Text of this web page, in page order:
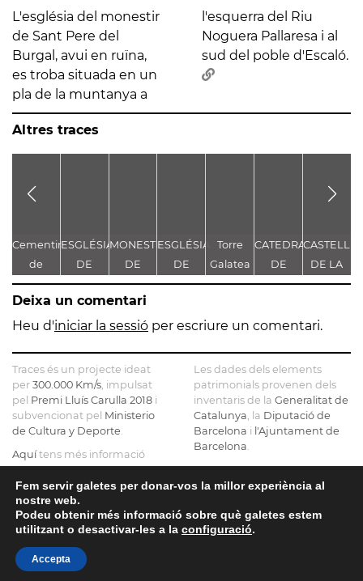
L'església del monestir
de Sant Pere del
Burgal, avui en ruïna,
es troba situada en un
pla de la muntanya a
l'esquerra del Riu
Noguera Pallaresa i al
sud del poble d'Escaló.
Altres traces
Cementiri
de
Sinera
ESGLÉSIA
DE
SANTA
MARIA
DE
MONESTIR
DE
SANTA
MARIA
DE
ESGLÉSIA
DE
SANTA
Torre
Galatea
CATEDRAL
DE
SANTA
CASTELL
DE LA
FLORESTA
Deixa un comentari
Heu d'iniciar la sessió per escriure un comentari.
Traces és un projecte ideat
per 300.000 Km/s , impulsat
pel Premi Lluís Carulla 2018 i
subvencionat pel Ministerio
de Cultura y Deporte
Aquítens més informació
sobre el projecte
Si ens vols contactar pots fer-
ho a info@tracesmap.org
Les dades dels elements
patrimonials provenen dels
inventaris de la Generalitat de
Catalunya , la Diputació de
Barcelona i l'Ajuntament de
Barcelona
El mapa base ha estat
realitzat amb dades de la
, l'Institut Cartogràfic i
Geològic de Catalunya
Fem servir galetes per donar-vos la millor experiència al
nostre web.
Podeu obtenir més informació sobre què galetes estem
utilitzant o desactivar-les a la configuració.
Accepta